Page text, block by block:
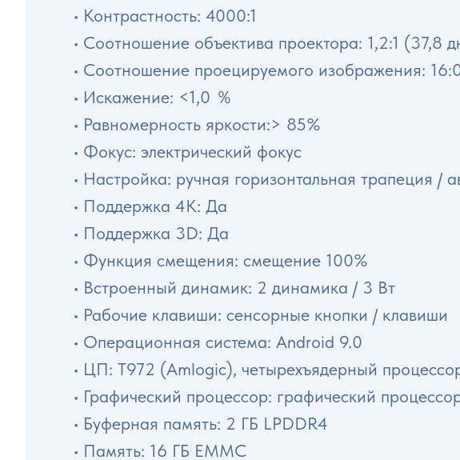
• Контрастность: 4000:1
• Соотношение объектива проектора: 1,2:1 (37,8
• Соотношение проецируемого изображения:
• Искажение: <1,0 ％
• Равномерность яркости:> 85%
• Фокус: электрический фокус
• Настройка: ручная горизонтальная трапеция /
• Поддержка 4K: Да
• Поддержка 3D: Да
• Функция смещения: смещение 100%
• Встроенный динамик: 2 динамика / 3 Вт
• Рабочие клавиши: сенсорные кнопки / клавиши
• Операционная система: Android 9.0
• ЦП: T972 (Amlogic), четырехъядерный
• Графический процессор: графический
• Буферная память: 2 ГБ LPDDR4
• Память: 16 ГБ EMMC